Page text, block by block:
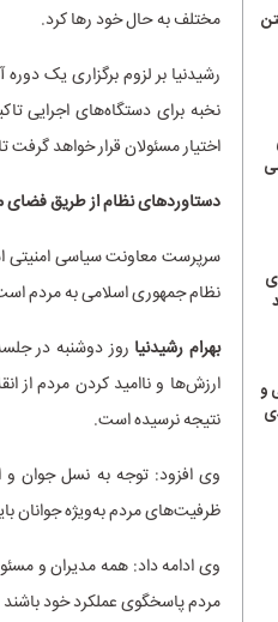
و
مختلف به حال خود رها کرد.
رشیدنیا بر لزوم برگزاری یک
نخبه برای دستگاه‌های اجرایی
اختیار مسئولان قرار خواهد گرفت
دستاوردهای نظام از طریق
سرپرست معاونت سیاسی امنیتی
نظام جمهوری اسلامی به مردم
بهرام رشیدنیا روز دوشنبه در
ارزش‌ها و ناامید کردن مردم از
نتیجه نرسیده است.
وی افزود: توجه به نسل جوان و
ظرفیت‌های مردم به‌ویژه جوانان
وی ادامه داد: همه مدیران و
مردم پاسخگوی عملکرد خود